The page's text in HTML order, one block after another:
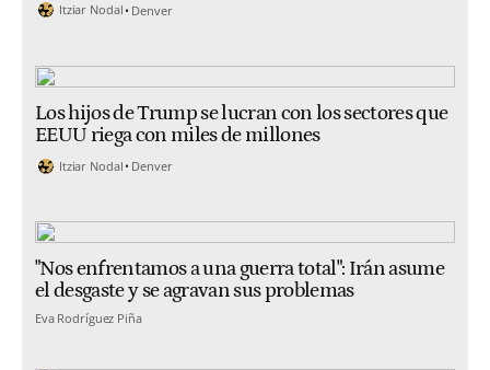
Itziar Nodal Denver
Los hijos de Trump se lucran con los sectores que
EEUU riega con miles de millones
Itziar Nodal Denver
"Nos enfrentamos a una guerra total": Irán asume
el desgaste y se agravan sus problemas
Eva Rodríguez Piña